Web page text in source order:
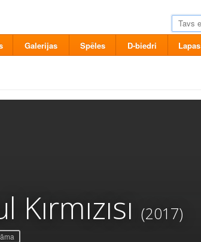
Galerijas Spēles D-biedri Lapas
(2017)